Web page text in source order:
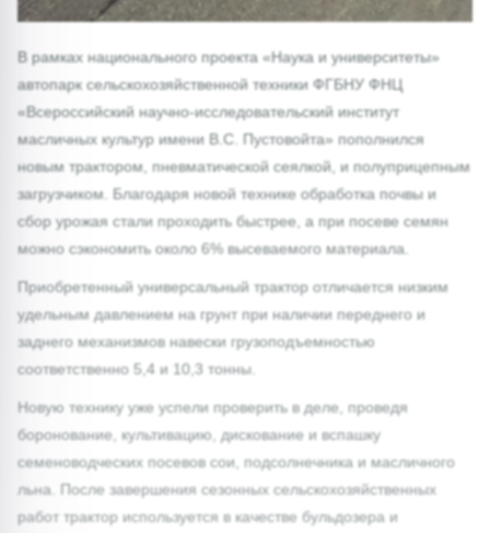
В рамках национального проекта «Наука и университеты»
автопарк сельскохозяйственной техники ФГБНУ ФНЦ
«Всероссийский научно-исследовательский институт
масличных культур имени В.С. Пустовойта» пополнился
новым трактором, пневматической сеялкой, и полуприцепным
загрузчиком. Благодаря новой технике обработка почвы и
сбор урожая стали проходить быстрее, а при посеве семян
можно сэкономить около 6% высеваемого материала.
Приобретенный универсальный трактор отличается низким
удельным давлением на грунт при наличии переднего и
заднего механизмов навески грузоподъемностью
соответственно 5,4 и 10,3 тонны.
Новую технику уже успели проверить в деле, проведя
боронование, культивацию, дискование и вспашку
семеноводческих посевов сои, подсолнечника и масличного
льна. После завершения сезонных сельскохозяйственных
работ трактор используется в качестве бульдозера и